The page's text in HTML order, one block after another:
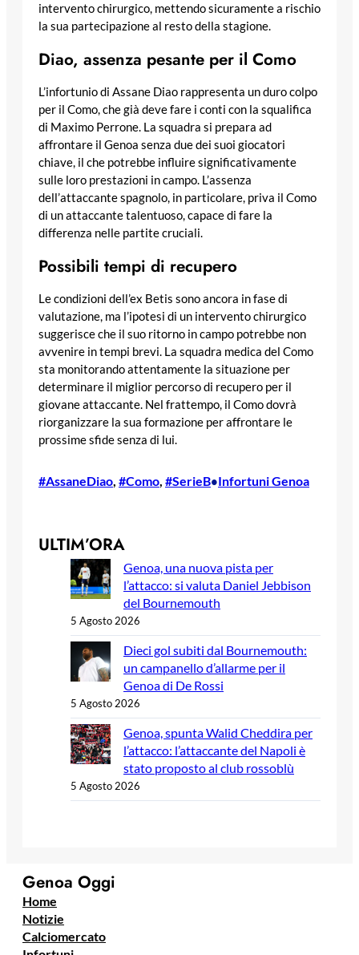
intervento chirurgico, mettendo sicuramente a rischio
la sua partecipazione al resto della stagione.
Diao, assenza pesante per il Como
L’infortunio di Assane Diao rappresenta un duro colpo
per il Como, che già deve fare i conti con la squalifica
di Maximo Perrone. La squadra si prepara ad
affrontare il Genoa senza due dei suoi giocatori
chiave, il che potrebbe influire significativamente
sulle loro prestazioni in campo. L’assenza
dell’attaccante spagnolo, in particolare, priva il Como
di un attaccante talentuoso, capace di fare la
differenza nelle partite cruciali.
Possibili tempi di recupero
Le condizioni dell’ex Betis sono ancora in fase di
valutazione, ma l’ipotesi di un intervento chirurgico
suggerisce che il suo ritorno in campo potrebbe non
avvenire in tempi brevi. La squadra medica del Como
sta monitorando attentamente la situazione per
determinare il miglior percorso di recupero per il
giovane attaccante. Nel frattempo, il Como dovrà
riorganizzare la sua formazione per affrontare le
prossime sfide senza di lui.
#AssaneDiao, #Como, #SerieB•Infortuni Genoa
ULTIM’ORA
Genoa, una nuova pista per
l’attacco: si valuta Daniel Jebbison
del Bournemouth
5 Agosto 2026
Dieci gol subiti dal Bournemouth:
un campanello d’allarme per il
Genoa di De Rossi
5 Agosto 2026
Genoa, spunta Walid Cheddira per
l’attacco: l’attaccante del Napoli è
stato proposto al club rossoblù
5 Agosto 2026
Genoa Oggi
Home
Notizie
Calciomercato